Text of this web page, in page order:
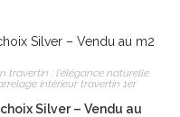
travertin : l'élégance naturelle
intérieur travertin 1er
Silver – Vendu au